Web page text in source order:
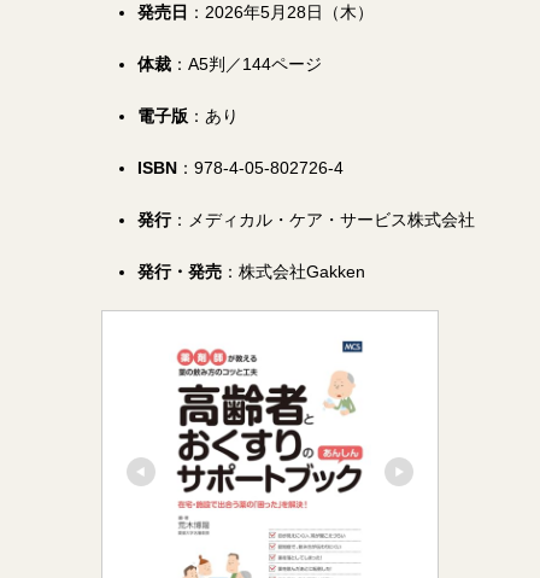
発売日 ：2026年5月28日（木）
体裁 ：A5判／144ページ
電子版 ：あり
ISBN ：978-4-05-802726-4
発行：メディカル・ケア・サービス株式会社
発行・発売 ：株式会社Gakken